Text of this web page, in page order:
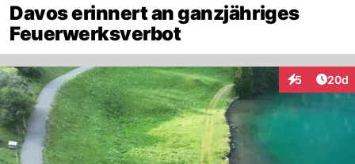
Davos erinnert an ganzjähriges
Feuerwerksverbot
5
Interaktionen
20d